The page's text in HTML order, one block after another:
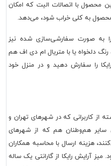
محصول با اتصالات الیت که امکان
محصول به کلی خراب شود، می‌دهد.
به صورت سفارشی‌سازی شده نیز
رنگ دلخواه یا با متریال ام دی اف هم
را سفارش دهید و در منزل خود
از کاربرانی که در شهرهای تهران و
سایر هم‌وطنان هم که از شهرهای
هزینه ارسال با محاسبه همکاران
آرایش رایکا از گارانتی یک ساله